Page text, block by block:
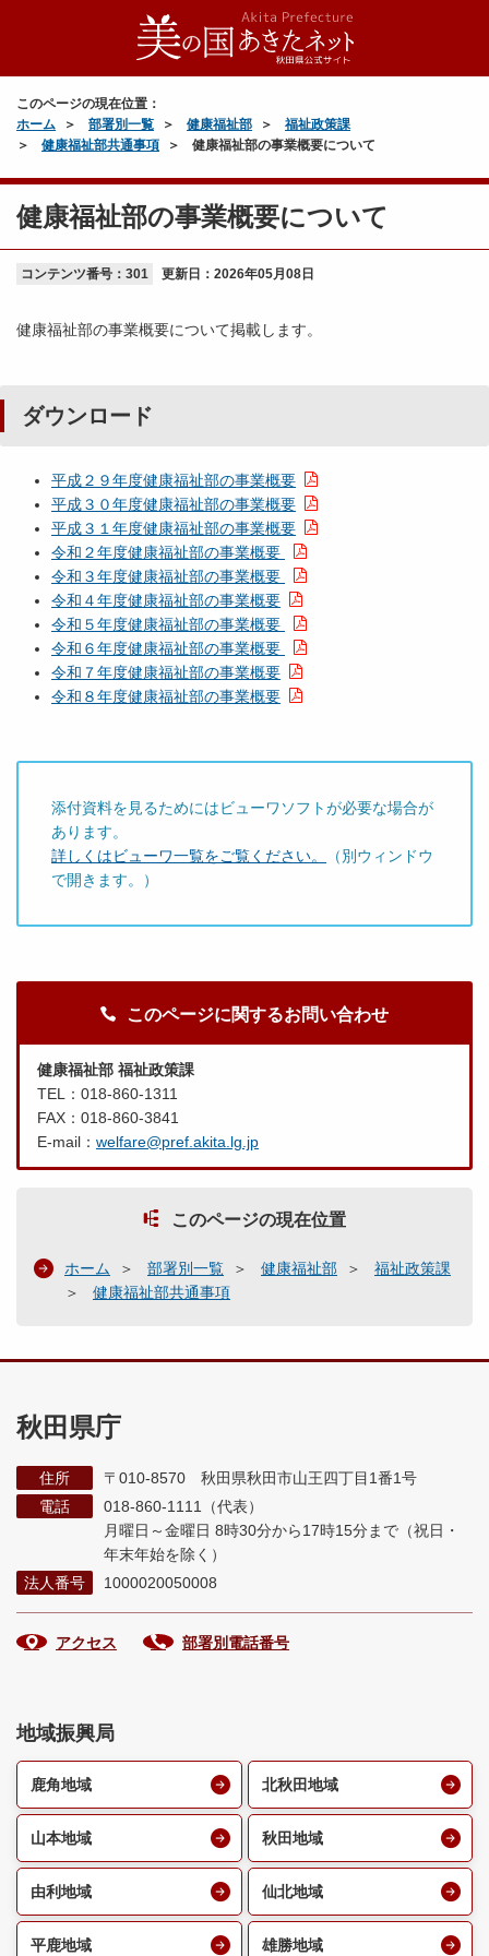
このページの現在位置：
ホーム
部署別一覧 健康福祉部
福祉政策課
健康福祉部共通事項
健康福祉部の事業概要について
健康福祉部の事業概要について
コンテンツ番号：301 更新日： 2026年05月08日
健康福祉部の事業概要について掲載します。
ダウンロード
平成２９年度健康福祉部の事業概要
平成３０年度健康福祉部の事業概要
平成３１年度健康福祉部の事業概要
令和２年度健康福祉部の事業概要
令和３年度健康福祉部の事業概要
令和４年度健康福祉部の事業概要
令和５年度健康福祉部の事業概要
令和６年度健康福祉部の事業概要
令和７年度健康福祉部の事業概要
令和８年度健康福祉部の事業概要
添付資料を見るためにはビューワソフトが必要な場合が
あります。
詳しくはビューワ一覧をご覧ください。
（別ウィンドウ
で開きます。）
このページに関するお問い合わせ
健康福祉部 福祉政策課
TEL：018-860-1311
FAX：018-860-3841
E-mail： welfare@pref.akita.lg.jp
このページの現在位置
ホーム 部署別一覧 健康福祉部
福祉政策課
健康福祉部共通事項
秋田県庁
住所
〒010-8570 秋田県秋田市山王四丁目1番1号
電話
018-860-1111（代表）
月曜日～金曜日 8時30分から17時15分まで （祝日・
年末年始を除く）
法人番号
1000020050008
アクセス 部署別電話番号
地域振興局
鹿角地域 北秋田地域
山本地域 秋田地域
由利地域 仙北地域
平鹿地域 雄勝地域